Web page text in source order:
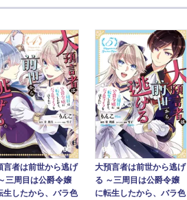
言者は前世から逃げ
三周目は公爵令嬢
生したから、バラ色
大預言者は前世から逃げ
る ～三周目は公爵令嬢
に転生したから、バラ色